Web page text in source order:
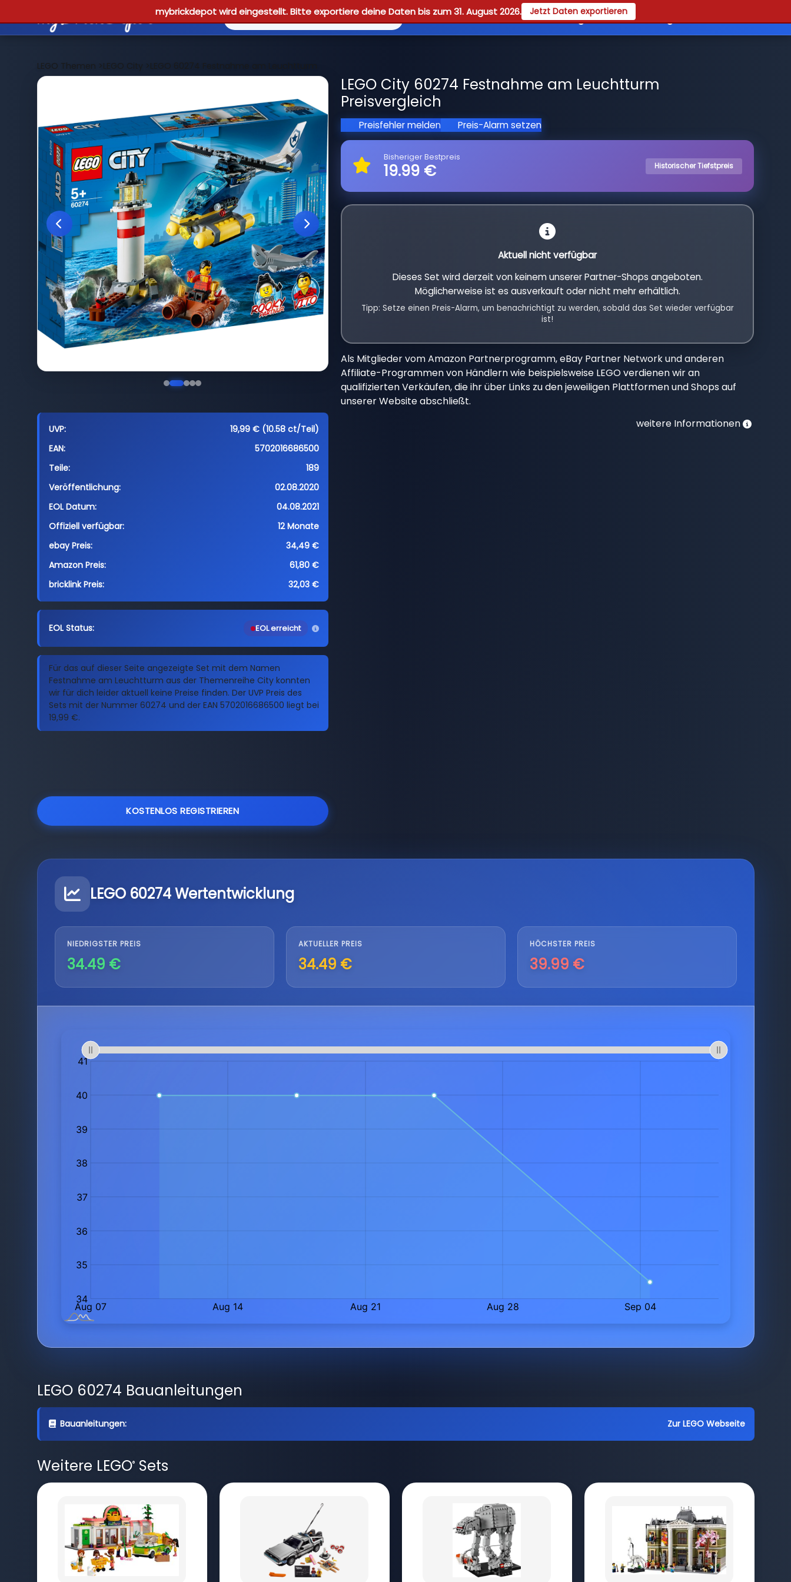
mybrickdepot wird eingestellt. Bitte exportiere deine Daten bis zum 31. August 2026. Jetzt Daten exportieren
Reviews Guides Registrieren
LEGO Themen >LEGO City >LEGO 60274 Festnahme am Leuchtturm
UVP:
19,99 € (10.58 ct/Teil)
EAN:
5702016686500
Teile:
189
Veröffentlichung:
02.08.2020
EOL Datum:
04.08.2021
Offiziell verfügbar:
12 Monate
ebay Preis:
34,49 €
Amazon Preis:
61,80 €
bricklink Preis:
32,03 €
EOL Status: EOL erreicht
Für das auf dieser Seite angezeigte Set mit dem Namen
Festnahme am Leuchtturm aus der Themenreihe City konnten
wir für dich leider aktuell keine Preise finden. Der UVP Preis des
Sets mit der Nummer 60274 und der EAN 5702016686500 liegt bei
19,99 €.
KOSTENLOS REGISTRIEREN
LEGO City 60274 Festnahme am Leuchtturm
Preisvergleich
Preisfehler melden Preis-Alarm setzen
Bisheriger Bestpreis
19.99 € Historischer Tiefstpreis
Aktuell nicht verfügbar
Dieses Set wird derzeit von keinem unserer Partner-Shops angeboten.
Möglicherweise ist es ausverkauft oder nicht mehr erhältlich.
Tipp: Setze einen Preis-Alarm, um benachrichtigt zu werden, sobald das Set wieder verfügbar
ist!
Als Mitglieder vom Amazon Partnerprogramm, eBay Partner Network und anderen
Affiliate-Programmen von Händlern wie beispielsweise LEGO verdienen wir an
qualifizierten Verkäufen, die ihr über Links zu den jeweiligen Plattformen und Shops auf
unserer Website abschließt.
weitere Informationen
LEGO 60274 Wertentwicklung
NIEDRIGSTER PREIS
34.49 €
AKTUELLER PREIS
34.49 €
HÖCHSTER PREIS
39.99 €
LEGO 60274 Bauanleitungen
Bauanleitungen: Zur LEGO Webseite
Weitere LEGO®Sets